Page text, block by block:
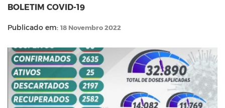
BOLETIM COVID-19
Publicado em: 18 Novembro 2022